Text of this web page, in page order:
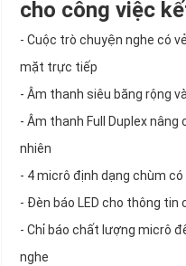
cho công việc
- Cuộc trò chuyện nghe có
mặt trực tiếp
- Âm thanh siêu băng rộng
- Âm thanh Full Duplex
nhiên
- 4 micrô định dạng chùm
- Đèn báo LED cho thông
- Chỉ báo chất lượng micrô
nghe